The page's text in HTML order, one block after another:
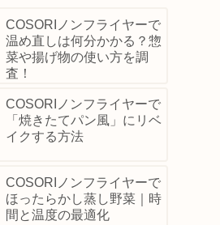
COSORIノンフライヤーで
温め直しは何分かかる？惣
菜や揚げ物の使い方を調
査！
COSORIノンフライヤーで
「焼きたてパン風」にリベ
イクする方法
COSORIノンフライヤーで
ほったらかし蒸し野菜｜時
間と温度の最適化